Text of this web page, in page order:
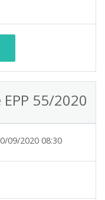
55/2020
09/2020 08:30